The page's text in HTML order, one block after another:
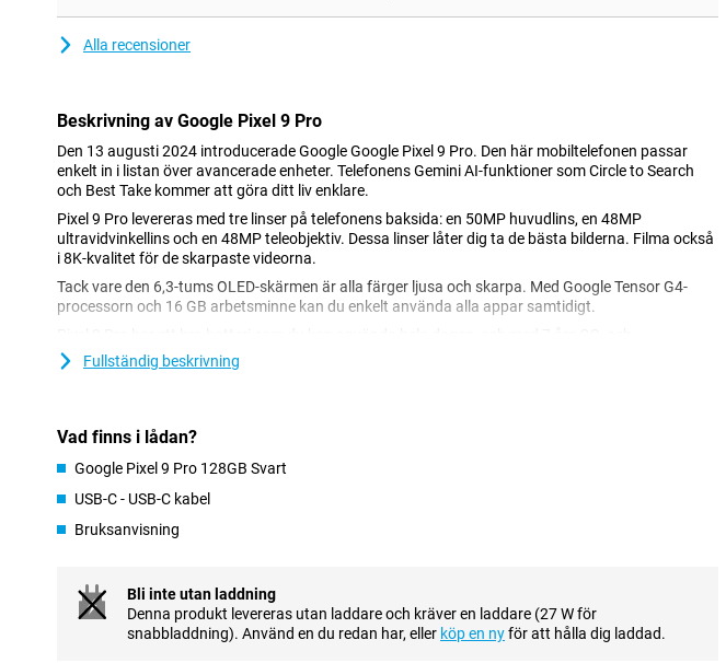
Alla recensioner
Beskrivning av Google Pixel 9 Pro
Den 13 augusti 2024 introducerade Google Google Pixel 9 Pro. Den här mobiltelefonen passar
enkelt in i listan över avancerade enheter. Telefonens Gemini AI-funktioner som Circle to Search
och Best Take kommer att göra ditt liv enklare.
Pixel 9 Pro levereras med tre linser på telefonens baksida: en 50MP huvudlins, en 48MP
ultravidvinkellins och en 48MP teleobjektiv. Dessa linser låter dig ta de bästa bilderna. Filma också
i 8K-kvalitet för de skarpaste videorna.
Tack vare den 6,3-tums OLED-skärmen är alla färger ljusa och skarpa. Med Google Tensor G4-
processorn och 16 GB arbetsminne kan du enkelt använda alla appar samtidigt.
säkerhetsuppdateringar är du säker på att få det bästa skyddet för din telefon. Med Pixel 9 Pro är
du också säker på sömlöst samarbete med andra Google-enheter.
Google Pixel 9 Pro har flera AI-funktioner som gör ditt liv enklare. Till exempel funktionen Circle to
Search, där du kan ringa in objekt och direkt slå upp dem på internet. Praktiskt om du är på
texter automatiskt översatta eller ta bort oönskade ljud i ljudinspelningar.
Gillar du att ta gruppfoton med dina vänner, men ingen ser perfekt ut på dem? Då behöver du inte
många fler AI-funktioner med Google Pixel 9 Pro.
Fantastiska foton
Fullständig beskrivning
Vad finns i lådan?
Google Pixel 9 Pro 128GB Svart
USB-C - USB-C kabel
Bruksanvisning
Bli inte utan laddning
Denna produkt levereras utan laddare och kräver en laddare (27 W för
snabbladdning). Använd en du redan har, eller köp en nyför att hålla dig laddad.